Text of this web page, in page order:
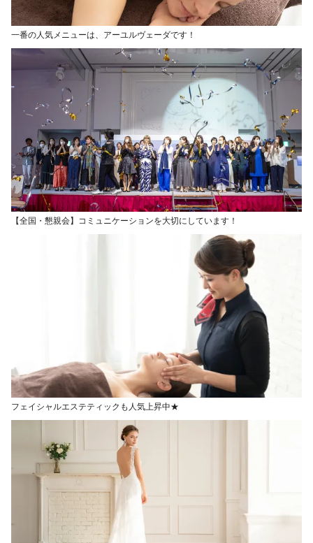
一番の人気メニューは、アーユルヴェーダです！
【全国・懇親会】コミュニケーションを大切にしています！
フェイシャルエステティックも人気上昇中★